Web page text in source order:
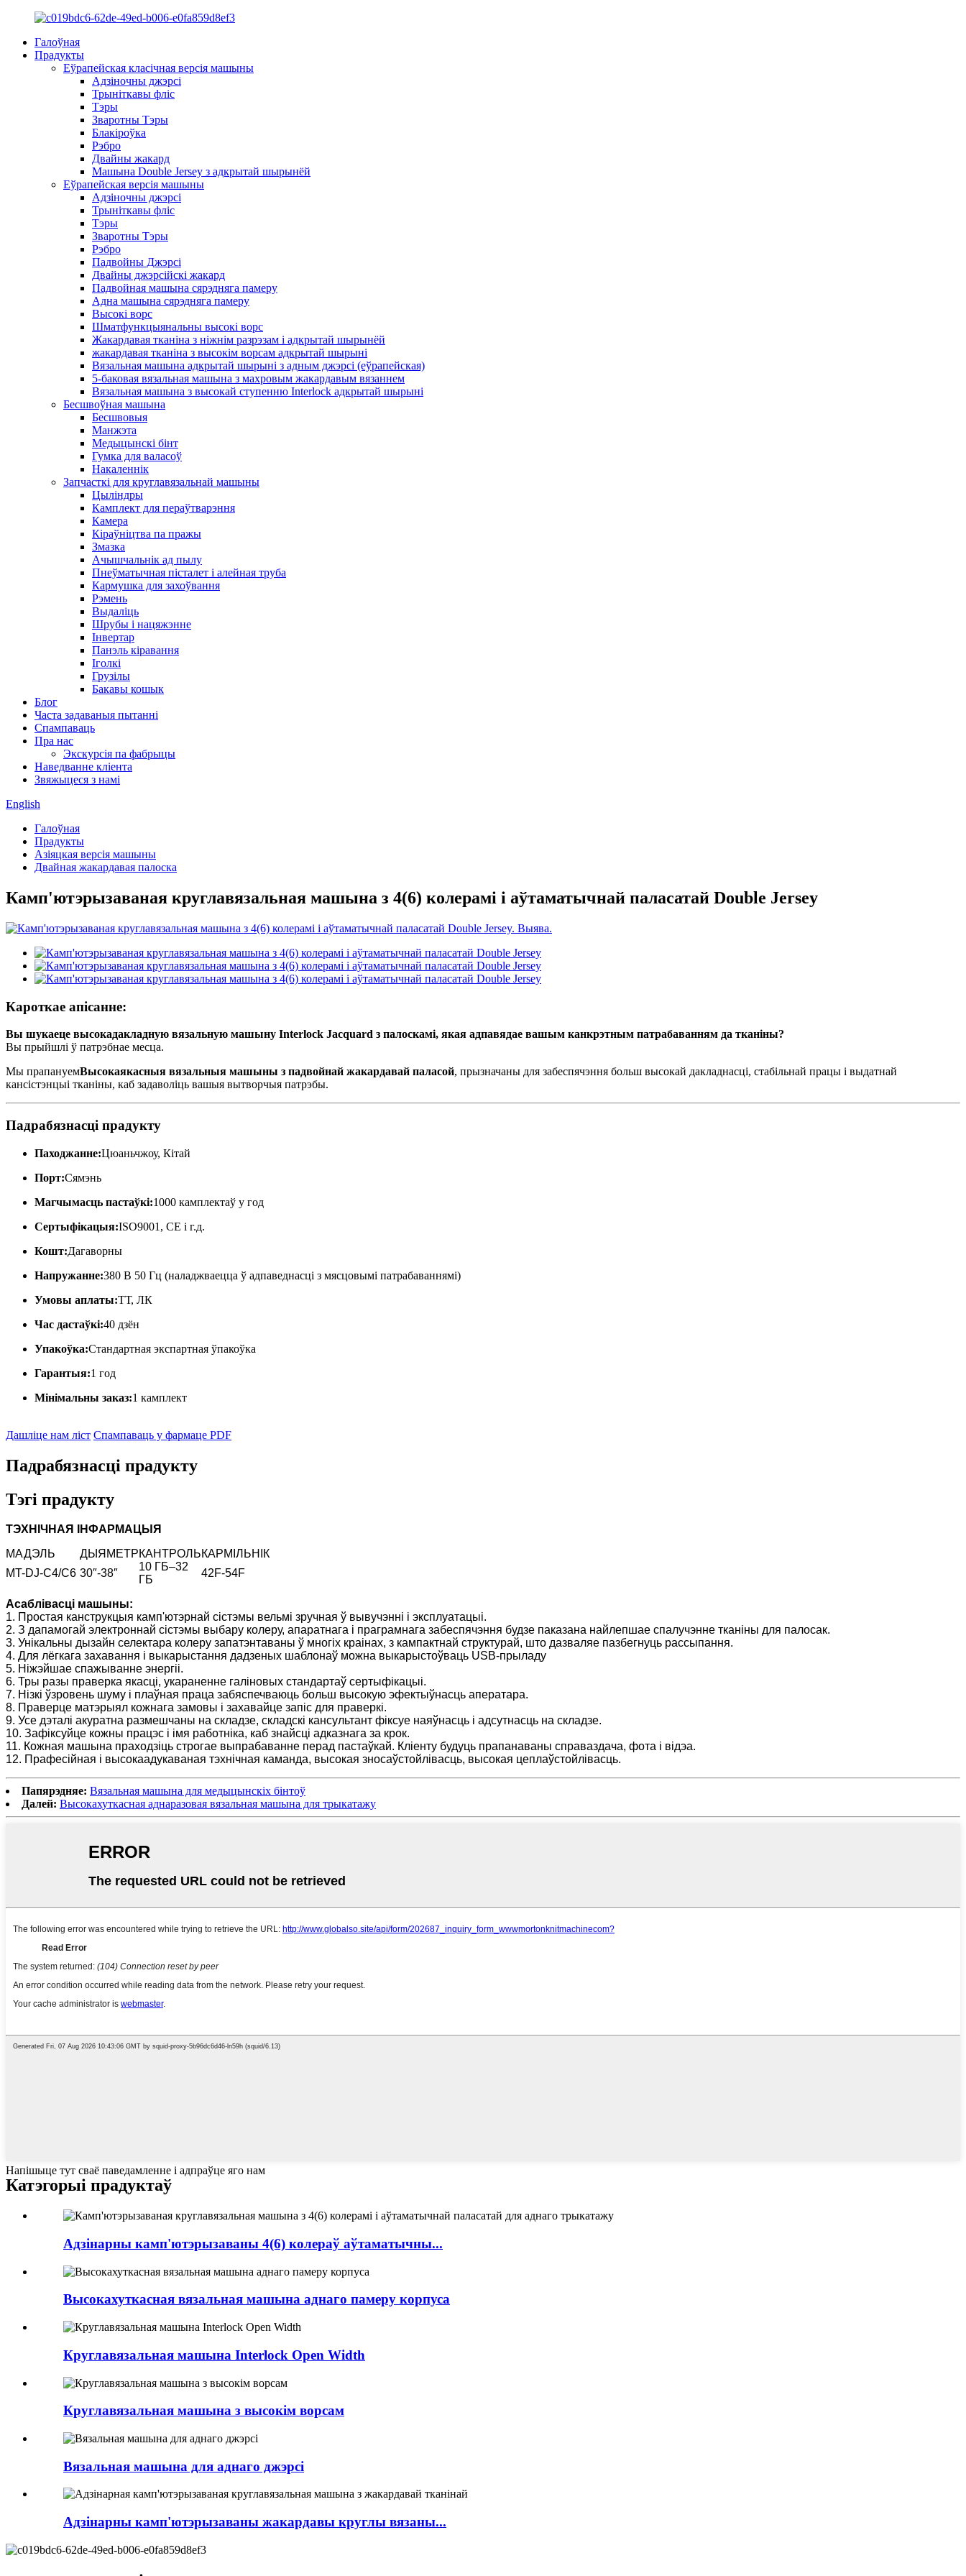
Галоўная
Прадукты
Еўрапейская класічная версія машыны
Адзіночны джэрсі
Трыніткавы фліс
Тэры
Зваротны Тэры
Блакіроўка
Рэбро
Двайны жакард
Машына Double Jersey з адкрытай шырынёй
Еўрапейская версія машыны
Адзіночны джэрсі
Трыніткавы фліс
Тэры
Зваротны Тэры
Рэбро
Падвойны Джэрсі
Двайны джэрсійскі жакард
Падвойная машына сярэдняга памеру
Адна машына сярэдняга памеру
Высокі ворс
Шматфункцыянальны высокі ворс
Жакардавая тканіна з ніжнім разрэзам і адкрытай шырынёй
жакардавая тканіна з высокім ворсам адкрытай шырыні
Вязальная машына адкрытай шырыні з адным джэрсі (еўрапейская)
5-баковая вязальная машына з махровым жакардавым вязаннем
Вязальная машына з высокай ступенню Interlock адкрытай шырыні
Бесшвоўная машына
Бесшвовыя
Манжэта
Медыцынскі бінт
Гумка для валасоў
Накаленнік
Запчасткі для круглавязальнай машыны
Цыліндры
Камплект для пераўтварэння
Камера
Кіраўніцтва па пражы
Змазка
Ачышчальнік ад пылу
Пнеўматычная пісталет і алейная труба
Кармушка для захоўвання
Рэмень
Выдаліць
Шрубы і нацяжэнне
Інвертар
Панэль кіравання
Іголкі
Грузілы
Бакавы кошык
Блог
Часта задаваныя пытанні
Спампаваць
Пра нас
Экскурсія па фабрыцы
Наведванне кліента
Звяжыцеся з намі
English
Галоўная
Прадукты
Азіяцкая версія машыны
Двайная жакардавая палоска
Камп'ютэрызаваная круглавязальная машына з 4(6) колерамі і аўтаматычнай паласатай Double Jersey
Кароткае апісанне:
Вы шукаеце высокадакладную вязальную машыну Interlock Jacquard з палоскамі, якая адпавядае вашым канкрэтным патрабаванням да тканіны?
Вы прыйшлі ў патрэбнае месца.
Мы прапануемВысокаякасныя вязальныя машыны з падвойнай жакардавай паласой, прызначаны для забеспячэння больш высокай дакладнасці, стабільнай працы і выдатнай
кансістэнцыі тканіны, каб задаволіць вашыя вытворчыя патрэбы.
Падрабязнасці прадукту
Паходжанне:Цюаньчжоу, Кітай
Порт:Сямэнь
Магчымасць пастаўкі:1000 камплектаў у год
Сертыфікацыя:ISO9001, CE і г.д.
Кошт:Дагаворны
Напружанне:380 В 50 Гц (наладжваецца ў адпаведнасці з мясцовымі патрабаваннямі)
Умовы аплаты:ТТ, ЛК
Час дастаўкі:40 дзён
Упакоўка:Стандартная экспартная ўпакоўка
Гарантыя:1 год
Мінімальны заказ:1 камплект
Дашліце нам ліст Спампаваць у фармаце PDF
Падрабязнасці прадукту
Тэгі прадукту
ТЭХНІЧНАЯ ІНФАРМАЦЫЯ
МАДЭЛЬ
ДЫЯМЕТРКАНТРОЛЬКАРМІЛЬНІК
MT-DJ-C4/C6 30″-38″
10 ГБ–32
ГБ
42F-54F
Асаблівасці машыны:
1. Простая канструкцыя камп'ютэрнай сістэмы вельмі зручная ў вывучэнні і эксплуатацыі.
2. З дапамогай электроннай сістэмы выбару колеру, апаратнага і праграмнага забеспячэння будзе паказана найлепшае спалучэнне тканіны для палосак.
3. Унікальны дызайн селектара колеру запатэнтаваны ў многіх краінах, з кампактнай структурай, што дазваляе пазбегнуць рассыпання.
4. Для лёгкага захавання і выкарыстання дадзеных шаблонаў можна выкарыстоўваць USB-прыладу
5. Ніжэйшае спажыванне энергіі.
6. Тры разы праверка якасці, укараненне галіновых стандартаў сертыфікацыі.
7. Нізкі ўзровень шуму і плаўная праца забяспечваюць больш высокую эфектыўнасць аператара.
8. Праверце матэрыял кожнага замовы і захавайце запіс для праверкі.
9. Усе дэталі акуратна размешчаны на складзе, складскі кансультант фіксуе наяўнасць і адсутнасць на складзе.
10. Зафіксуйце кожны працэс і імя работніка, каб знайсці адказнага за крок.
11. Кожная машына праходзіць строгае выпрабаванне перад пастаўкай. Кліенту будуць прапанаваны справаздача, фота і відэа.
12. Прафесійная і высокаадукаваная тэхнічная каманда, высокая зносаўстойлівасць, высокая цеплаўстойлівасць.
Папярэдняе: Вязальная машына для медыцынскіх бінтоў
Далей: Высокахуткасная аднаразовая вязальная машына для трыкатажу
Напішыце тут сваё паведамленне і адпраўце яго нам
Катэгорыі прадуктаў
Адзінарны камп'ютэрызаваны 4(6) колераў аўтаматычны...
Высокахуткасная вязальная машына аднаго памеру корпуса
Круглавязальная машына Interlock Open Width
Круглавязальная машына з высокім ворсам
Вязальная машына для аднаго джэрсі
Адзінарны камп'ютэрызаваны жакардавы круглы вязаны...